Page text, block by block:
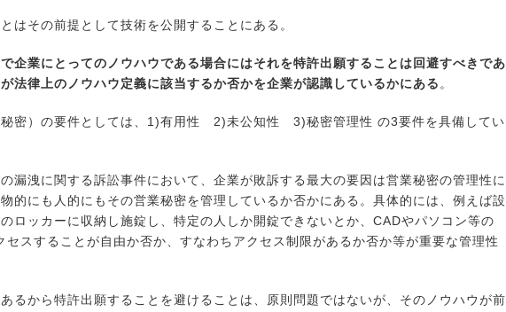
はその前提として技術を公開することにある。
企業にとってのノウハウである場合にはそれを特許出願することは回避すべきであ
法律上のノウハウ定義に該当するか否かを企業が認識しているかにある 。
密）の要件としては、1)有用性 2)未公知性 3)秘密管理性 の3要件を具備してい
漏洩に関する訴訟事件において、企業が敗訴する最大の要因は営業秘密の管理性に
的にも人的にもその営業秘密を管理しているか否かにある。具体的には、例えば設
ロッカーに収納し施錠し、特定の人しか開錠できないとか、CADやパソコン等の
セスすることが自由か否か、すなわちアクセス制限があるか否か等が重要な管理性
るから特許出願することを避けることは、原則問題ではないが、そのノウハウが前